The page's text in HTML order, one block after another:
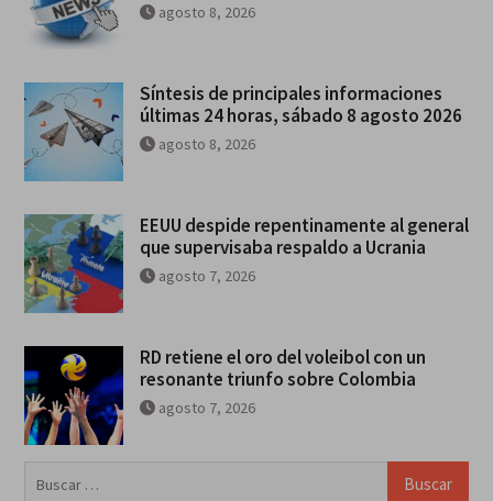
agosto 8, 2026
Síntesis de principales informaciones
últimas 24 horas, sábado 8 agosto 2026
agosto 8, 2026
EEUU despide repentinamente al general
que supervisaba respaldo a Ucrania
agosto 7, 2026
RD retiene el oro del voleibol con un
resonante triunfo sobre Colombia
agosto 7, 2026